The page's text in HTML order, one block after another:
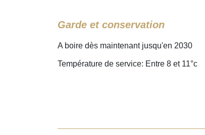
Garde et conservation
A boire dès maintenant jusqu'en 2030
Température de service: Entre 8 et 11°c